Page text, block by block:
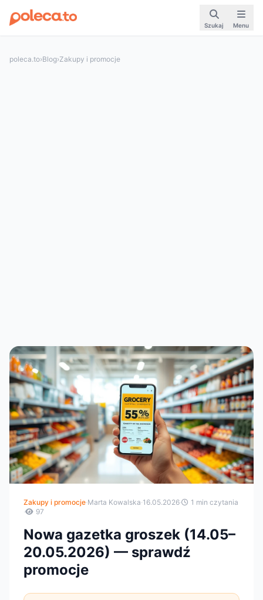
Szukaj Menu
poleca.to›Blog›Zakupy i promocje
Zakupy i promocje·Marta Kowalska·16.05.2026·
1 min czytania
·
97
Nowa gazetka groszek (14.05–
20.05.2026) — sprawdź
promocje